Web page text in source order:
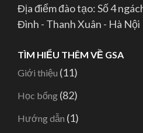
Địa điểm đào tạo: Số 4
Đình - Thanh Xuân - Hà Nội
TÌM HIỂU THÊM VỀ GSA
Giới thiệu (11)
Học bổng (82)
Hướng dẫn (1)